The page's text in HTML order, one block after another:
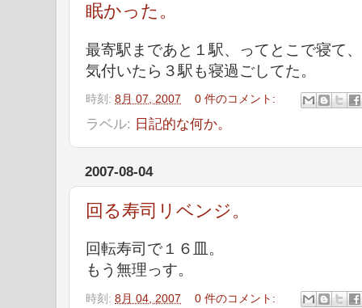
眠かった。
最寄駅まであと１駅、ってとこで寝て、
気付いたら３駅も寝過ごしてた。
時刻: 8月 07, 2007 0 件のコメント:
ラベル: 日記的な何か。
2007-08-04
回る寿司リベンジ。
回転寿司で１６皿。
もう無理っす。
時刻: 8月 04, 2007 0 件のコメント: